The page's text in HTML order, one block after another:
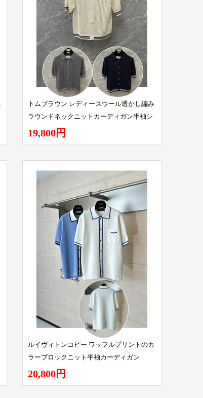
トムブラウン レディースウール透かし編み
ラウンドネックニットカーディガン半袖シ
ャツ
19,800円
ルイヴィトンコピー ワッフルプリントのカ
ラーブロックニット半袖カーディガン
20,800円